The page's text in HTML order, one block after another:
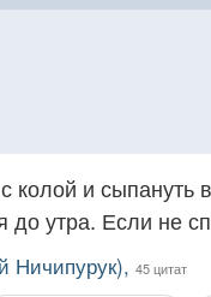
колой и
утра. Если не
Ничипурук), 45 цитат